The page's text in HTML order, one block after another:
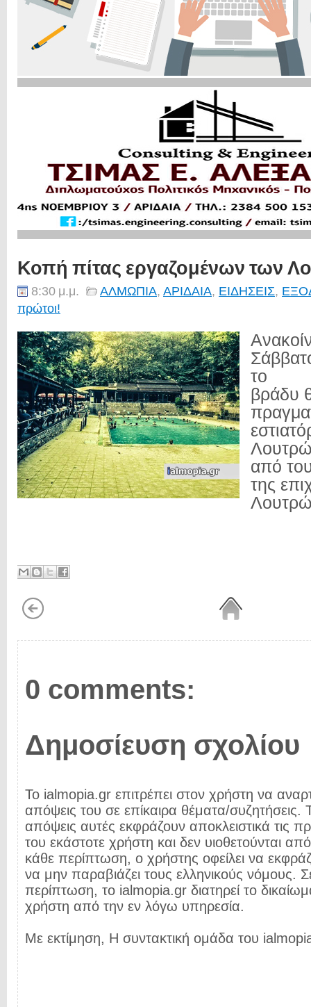
Κοπή πίτας εργαζομένων των
8:30 μ.μ. ΑΛΜΩΠΙΑ, ΑΡΙΔΑΙΑ, ΕΙΔΗΣΕΙΣ,
πρώτοι!
το
βράδυ
από
της
0 comments:
Δημοσίευση σχολίου
Το ialmopia.gr επιτρέπει στον χρήστη να
απόψεις του σε επίκαιρα θέματα/συζητήσεις.
απόψεις αυτές εκφράζουν αποκλειστικά τις
του εκάστοτε χρήστη και δεν υιοθετούνται
κάθε περίπτωση, ο χρήστης οφείλει να
να μην παραβιάζει τους ελληνικούς νόμους.
περίπτωση, το ialmopia.gr διατηρεί το
χρήστη από την εν λόγω υπηρεσία.
Με εκτίμηση, Η συντακτική ομάδα του